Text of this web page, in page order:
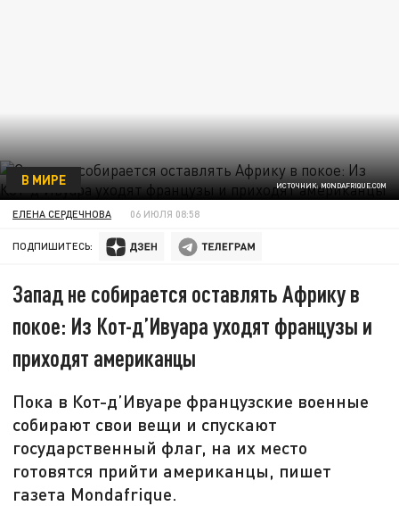
ИСТОЧНИК: MONDAFRIQUE.COM
В МИРЕ
ЕЛЕНА СЕРДЕЧНОВА 06 ИЮЛЯ 08:58
ПОДПИШИТЕСЬ:
Запад не собирается оставлять Африку в
покое: Из Кот-д’Ивуара уходят французы и
приходят американцы
Пока в Кот-д’Ивуаре французские военные
собирают свои вещи и спускают
государственный флаг, на их место
готовятся прийти американцы, пишет
газета Mondafrique.